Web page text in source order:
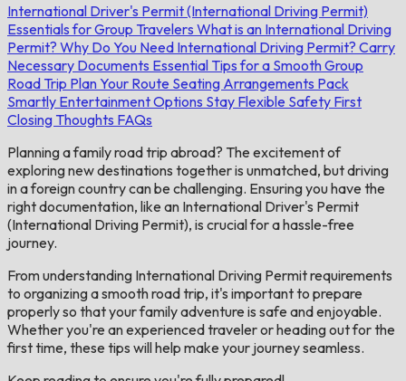
International Driver's Permit (International Driving Permit)
Essentials for Group Travelers What is an International Driving
Permit? Why Do You Need International Driving Permit? Carry
Necessary Documents Essential Tips for a Smooth Group
Road Trip Plan Your Route Seating Arrangements Pack
Smartly Entertainment Options Stay Flexible Safety First
Closing Thoughts FAQs
Planning a family road trip abroad? The excitement of
exploring new destinations together is unmatched, but driving
in a foreign country can be challenging. Ensuring you have the
right documentation, like an International Driver's Permit
(International Driving Permit), is crucial for a hassle-free
journey.
From understanding International Driving Permit requirements
to organizing a smooth road trip, it's important to prepare
properly so that your family adventure is safe and enjoyable.
Whether you're an experienced traveler or heading out for the
first time, these tips will help make your journey seamless.